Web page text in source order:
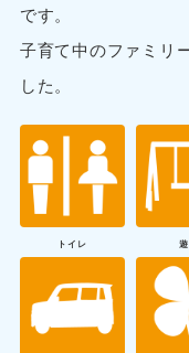
です。
子育て中のファミリ
した。
トイレ